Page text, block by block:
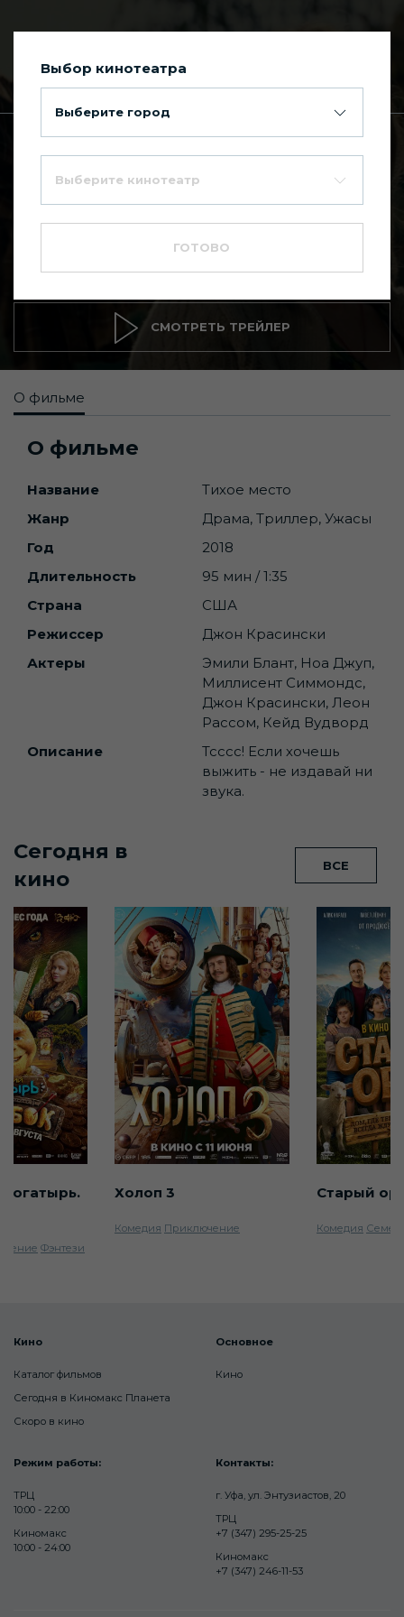
Тихое место
СМОТРЕТЬ ТРЕЙЛЕР
О фильме
О фильме
Название
Тихое место
Жанр
Драма, Триллер, Ужасы
Год
2018
Длительность
95 мин / 1:35
Страна
США
Режиссер
Джон Красински
Актеры
Эмили Блант, Ноа Джуп,
Миллисент Симмондс,
Джон Красински, Леон
Рассом, Кейд Вудворд
Описание
Тсссс! Если хочешь
выжить - не издавай ни
звука.
Сегодня в
кино
ВСЕ
Холоп 3
Комедия Приключение
Старый
Комедия
Фэнтези
Кино
Каталог фильмов
Сегодня в Киномакс Планета
Скоро в кино
Основное
Кино
Режим работы:
ТРЦ
10:00 - 22:00
Киномакс
10:00 - 24:00
Контакты:
г. Уфа, ул. Энтузиастов, 20
ТРЦ
+7 (347) 295-25-25
Киномакс
+7 (347) 246-11-53
Выбор кинотеатра
Выберите город
Выберите кинотеатр
ГОТОВО